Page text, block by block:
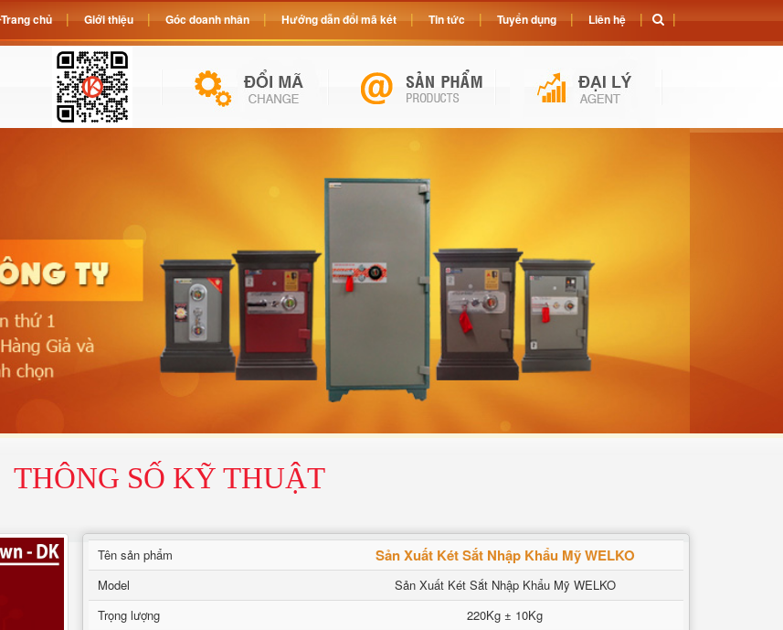
THÔNG SỐ KỸ THUẬT
Tên sản phẩm Sản Xuất Két Sắt Nhập Khẩu Mỹ WELKO
Model
Sản Xuất Két Sắt Nhập Khẩu Mỹ WELKO
Trọng lượng
220Kg ± 10Kg
Trang chủ Giới thiệu Góc doanh nhân Hướng dẫn đổi mã két Tin tức Tuyển dụng Liên hệ